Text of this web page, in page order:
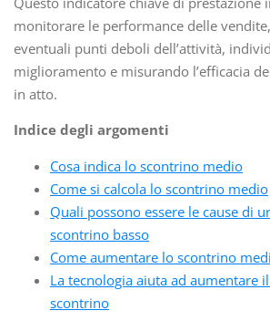
monitorare le performance delle
eventuali punti deboli dell’attività,
miglioramento e misurando l’efficacia
in atto.
Indice degli argomenti
Cosa indica lo scontrino medio
Come si calcola lo scontrino medio
Quali possono essere le cause di
scontrino basso
Come aumentare lo scontrino
La tecnologia aiuta ad aumentare
scontrino